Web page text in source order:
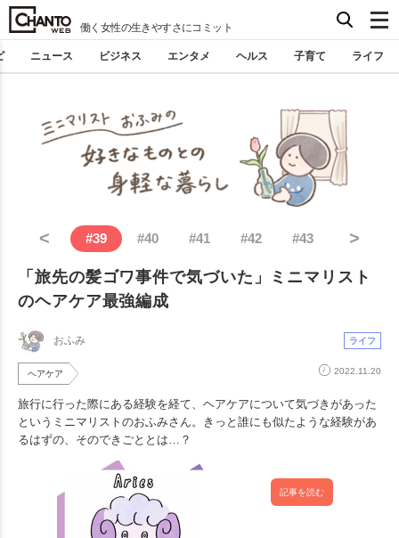
働く女性の生きやすさにコミット
ニュース ビジネス エンタメ ヘルス 子育て ライフ
< #39 #40 #41 #42 #43 >
「旅先の髪ゴワ事件で気づいた」ミニマリスト
のヘアケア最強編成
おふみ ライフ
ヘアケア 2022.11.20
旅行に行った際にある経験を経て、ヘアケアについて気づきがあった
というミニマリストのおふみさん。きっと誰にも似たような経験があ
るはずの、そのできごととは…？
記事を読む